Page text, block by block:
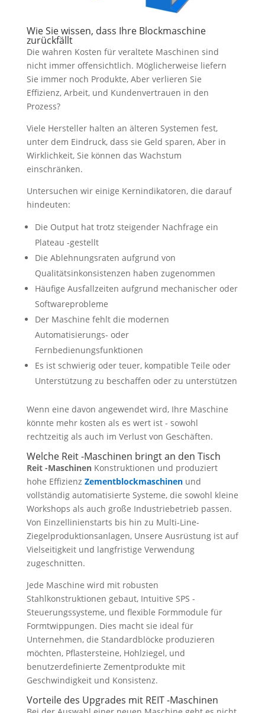
Wie Sie wissen, dass Ihre Blockmaschine
zurückfällt
Die wahren Kosten für veraltete Maschinen sind
nicht immer offensichtlich. Möglicherweise liefern
Sie immer noch Produkte, Aber verlieren Sie
Effizienz, Arbeit, und Kundenvertrauen in den
Prozess?
Viele Hersteller halten an älteren Systemen fest,
unter dem Eindruck, dass sie Geld sparen, Aber in
Wirklichkeit, Sie können das Wachstum
einschränken.
Untersuchen wir einige Kernindikatoren, die darauf
hindeuten:
Die Output hat trotz steigender Nachfrage ein
Plateau -gestellt
Die Ablehnungsraten aufgrund von
Qualitätsinkonsistenzen haben zugenommen
Häufige Ausfallzeiten aufgrund mechanischer oder
Softwareprobleme
Der Maschine fehlt die modernen
Automatisierungs- oder
Fernbedienungsfunktionen
Es ist schwierig oder teuer, kompatible Teile oder
Unterstützung zu beschaffen oder zu unterstützen
Wenn eine davon angewendet wird, Ihre Maschine
könnte mehr kosten als es wert ist - sowohl
rechtzeitig als auch im Verlust von Geschäften.
Welche Reit -Maschinen bringt an den Tisch
Reit -MaschinenKonstruktionen und produziert
hohe Effizienz Zementblockmaschinenund
vollständig automatisierte Systeme, die sowohl kleine
Workshops als auch große Industriebetrieb passen.
Von Einzellinienstarts bis hin zu Multi-Line-
Ziegelproduktionsanlagen, Unsere Ausrüstung ist auf
Vielseitigkeit und langfristige Verwendung
zugeschnitten.
Jede Maschine wird mit robusten
Stahlkonstruktionen gebaut, Intuitive SPS -
Steuerungssysteme, und flexible Formmodule für
Formtwippungen. Dies macht sie ideal für
Unternehmen, die Standardblöcke produzieren
möchten, Pflastersteine, Hohlziegel, und
benutzerdefinierte Zementprodukte mit
Geschwindigkeit und Konsistenz.
Vorteile des Upgrades mit REIT -Maschinen